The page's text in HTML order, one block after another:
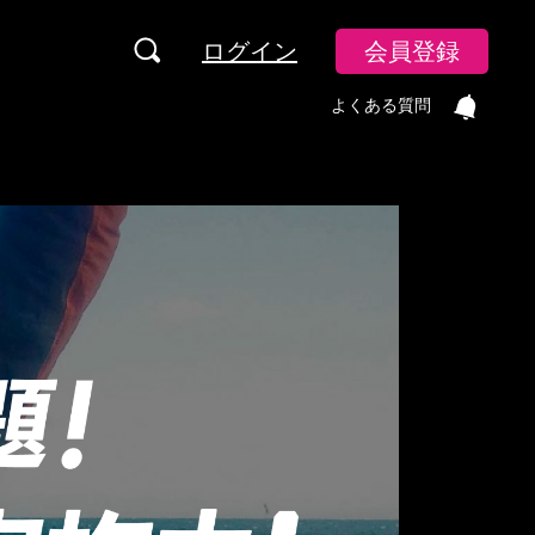
ログイン 会員登録
よくある質問